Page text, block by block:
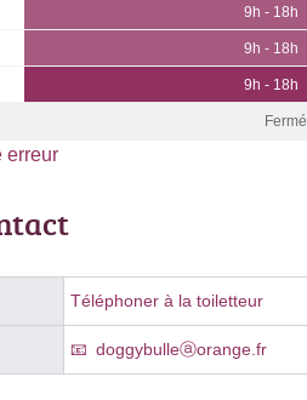
9h - 18h
9h - 18h
9h - 18h
Fermé
erreur
Téléphoner à la toiletteur
doggybulleⓐorange.fr